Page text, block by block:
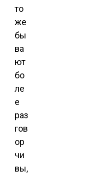
то
же
бы
ва
ют
бо
ле
е
раз
гов
ор
чи
вы,